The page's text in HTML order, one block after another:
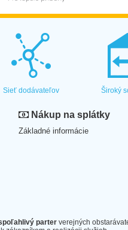
Sieť dodávateľov Široký
Nákup na splátky
Základné informácie
parter verejných